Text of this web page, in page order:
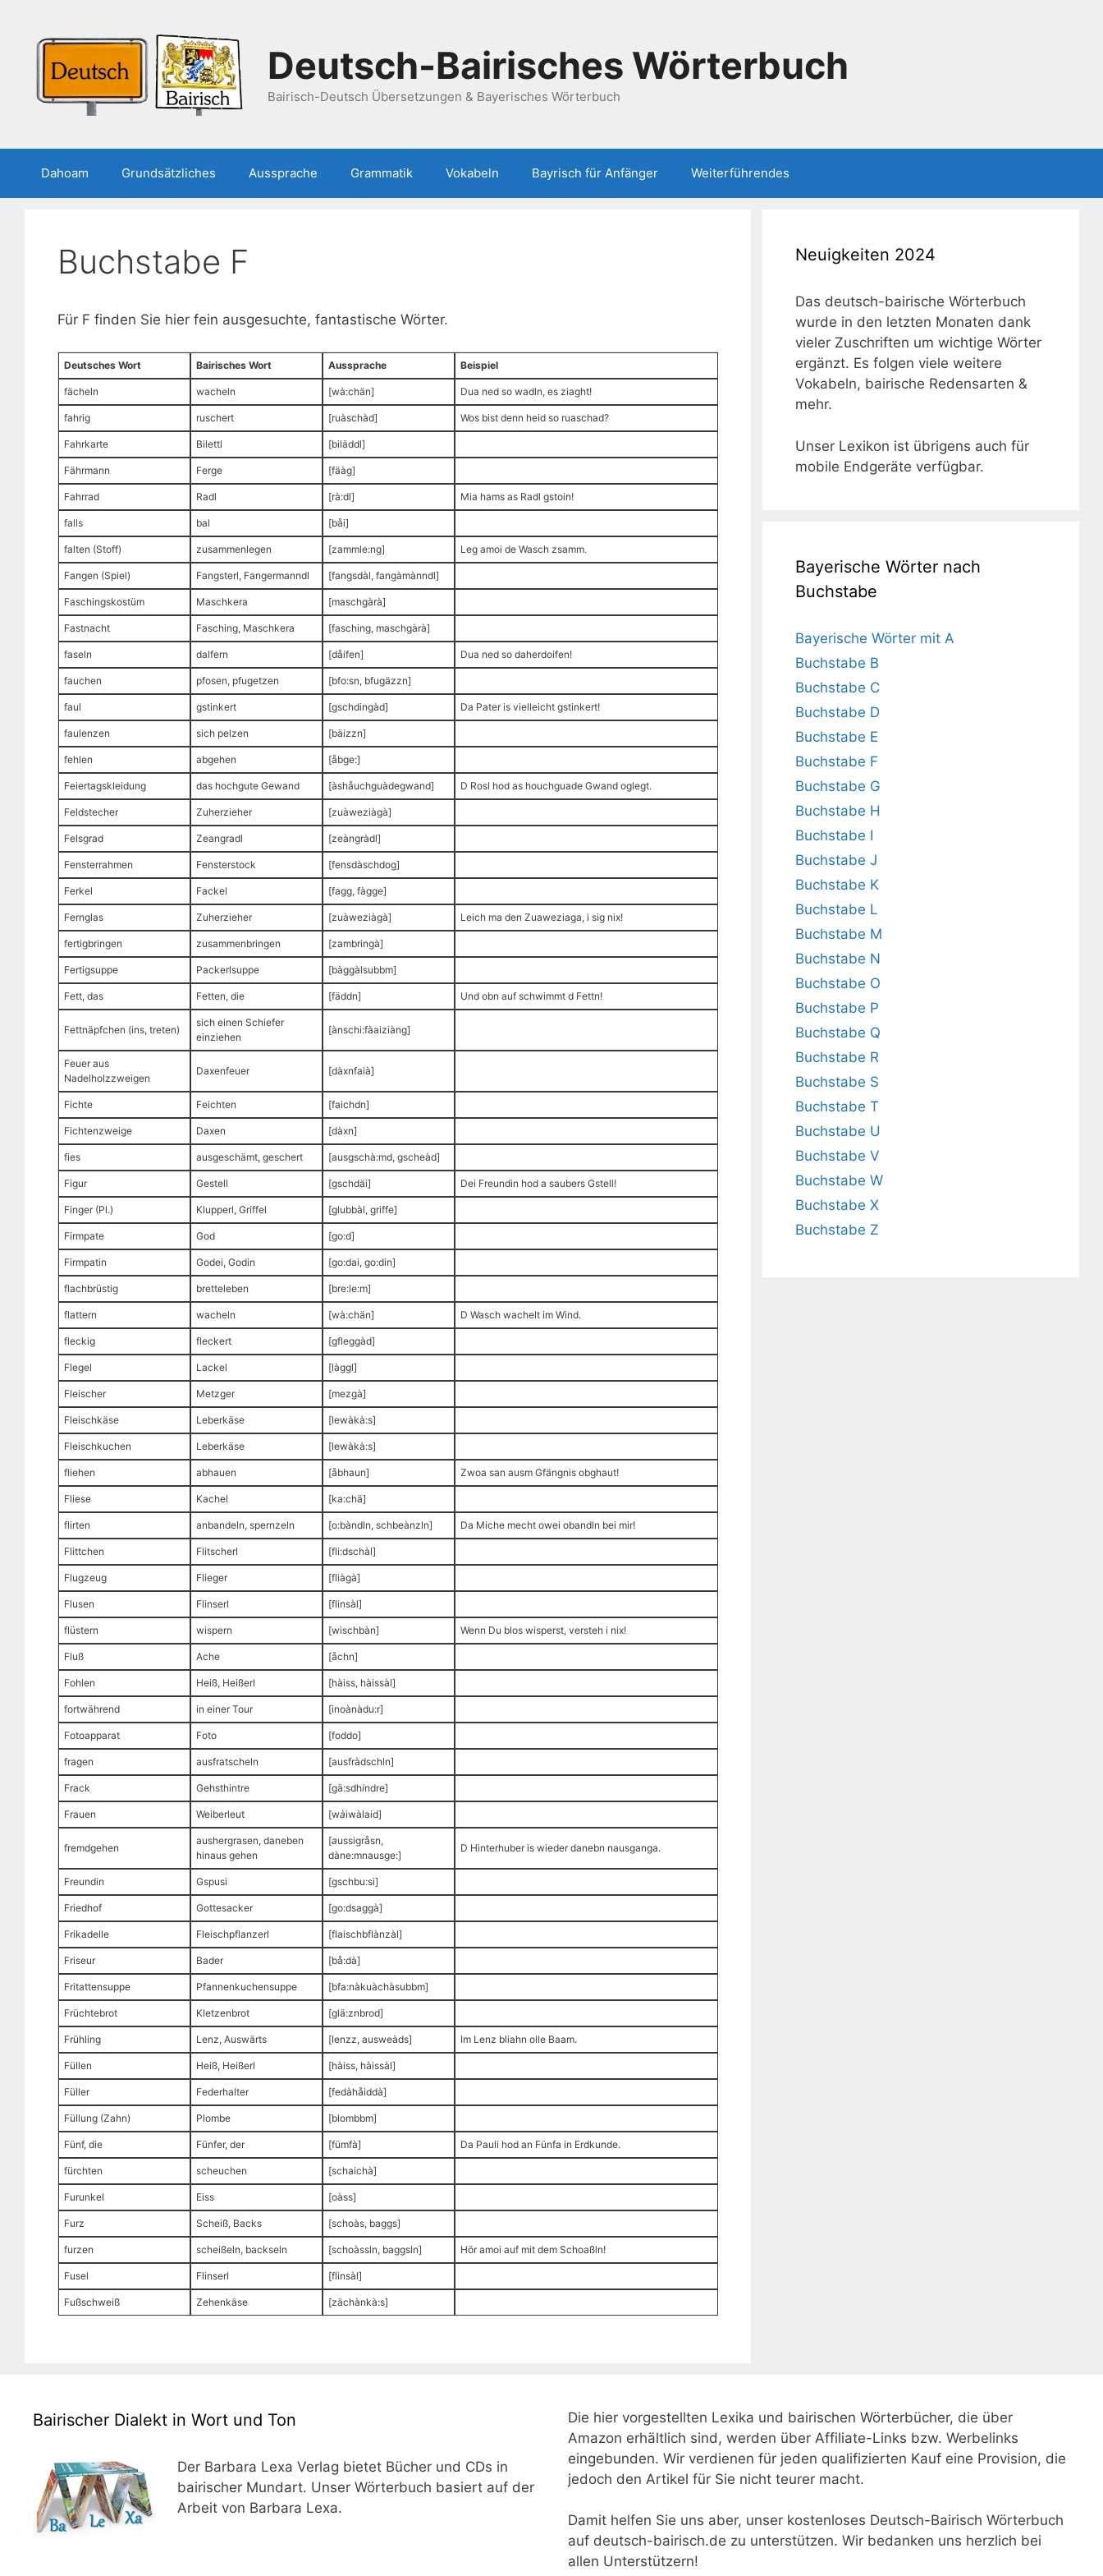
springen
Deutsch-Bairisches Wörterbuch
Bairisch-Deutsch Übersetzungen & Bayerisches Wörterbuch
Dahoam Grundsätzliches Aussprache Grammatik Vokabeln Bayrisch für Anfänger Weiterführendes
Buchstabe F
Für F finden Sie hier fein ausgesuchte, fantastische Wörter.
Deutsches Wort Bairisches Wort Aussprache Beispiel
fächeln wacheln [wà:chän] Dua ned so wadln, es ziaght!
fahrig ruschert [ruàschàd] Wos bist denn heid so ruaschad?
Fahrkarte Bilettl [biläddl]
Fährmann Ferge [fäàg]
Fahrrad Radl [rà:dl] Mia hams as Radl gstoin!
falls bal [båi]
falten (Stoff) zusammenlegen [zammle:ng] Leg amoi de Wasch zsamm.
Fangen (Spiel) Fangsterl, Fangermanndl [fangsdàl, fangàmànndl]
Faschingskostüm Maschkera [maschgàrà]
Fastnacht Fasching, Maschkera [fasching, maschgàrà]
faseln dalfern [dåifen] Dua ned so daherdoifen!
fauchen pfosen, pfugetzen [bfo:sn, bfugäzzn]
faul gstinkert [gschdingàd] Da Pater is vielleicht gstinkert!
faulenzen sich pelzen [bäizzn]
fehlen abgehen [åbge:]
Feiertagskleidung das hochgute Gewand [àshåuchguàdegwand] D Rosl hod as houchguade Gwand oglegt.
Feldstecher Zuherzieher [zuàweziàgà]
Felsgrad Zeangradl [zeàngràdl]
Fensterrahmen Fensterstock [fensdàschdog]
Ferkel Fackel [fagg, fàgge]
Fernglas Zuherzieher [zuàweziàgà] Leich ma den Zuaweziaga, i sig nix!
fertigbringen zusammenbringen [zambringà]
Fertigsuppe Packerlsuppe [bàggàlsubbm]
Fett, das Fetten, die [fäddn] Und obn auf schwimmt d Fettn!
Fettnäpfchen (ins, treten)
sich einen Schiefer
einziehen
[ànschi:fàaiziàng]
Feuer aus
Nadelholzzweigen
Daxenfeuer [dàxnfaià]
Fichte Feichten [faichdn]
Fichtenzweige Daxen [dàxn]
fies ausgeschämt, geschert [ausgschà:md, gscheàd]
Figur Gestell [gschdäi] Dei Freundin hod a saubers Gstell!
Finger (Pl.) Klupperl, Griffel [glubbàl, griffe]
Firmpate God [go:d]
Firmpatin Godei, Godin [go:dai, go:din]
flachbrüstig bretteleben [bre:le:m]
flattern wacheln [wà:chän] D Wasch wachelt im Wind.
fleckig fleckert [gfleggàd]
Flegel Lackel [làggl]
Fleischer Metzger [mezgà]
Fleischkäse Leberkäse [lewàkà:s]
Fleischkuchen Leberkäse [lewàkà:s]
fliehen abhauen [åbhaun] Zwoa san ausm Gfängnis obghaut!
Fliese Kachel [ka:chä]
flirten anbandeln, spernzeln [o:bàndln, schbeànzln] Da Miche mecht owei obandln bei mir!
Flittchen Flitscherl [fli:dschàl]
Flugzeug Flieger [fliàgà]
Flusen Flinserl [flinsàl]
flüstern wispern [wischbàn] Wenn Du blos wisperst, versteh i nix!
Fluß Ache [åchn]
Fohlen Heiß, Heißerl [hàiss, hàissàl]
fortwährend in einer Tour [inoànàdu:r]
Fotoapparat Foto [foddo]
fragen ausfratscheln [ausfràdschln]
Frack Gehsthintre [gä:sdhindre]
Frauen Weiberleut [wàiwàlaid]
fremdgehen
aushergrasen, daneben
hinaus gehen
[aussigråsn,
dàne:mnausge:]
D Hinterhuber is wieder danebn nausganga.
Freundin Gspusi [gschbu:si]
Friedhof Gottesacker [go:dsaggà]
Frikadelle Fleischpflanzerl [flaischbflànzàl]
Friseur Bader [bå:dà]
Fritattensuppe Pfannenkuchensuppe [bfa:nàkuàchàsubbm]
Früchtebrot Kletzenbrot [glä:znbrod]
Frühling Lenz, Auswärts [lenzz, ausweàds] Im Lenz bliahn olle Baam.
Füllen Heiß, Heißerl [hàiss, hàissàl]
Füller Federhalter [fedàhåiddà]
Füllung (Zahn) Plombe [blombbm]
Fünf, die Fünfer, der [fümfà] Da Pauli hod an Fünfa in Erdkunde.
fürchten scheuchen [schaichà]
Furunkel Eiss [oàss]
Furz Scheiß, Backs [schoàs, baggs]
furzen scheißeln, backseln [schoàssln, baggsln] Hör amoi auf mit dem Schoaßln!
Fusel Flinserl [flinsàl]
Fußschweiß Zehenkäse [zächànkà:s]
Neuigkeiten 2024
Das deutsch-bairische Wörterbuch
wurde in den letzten Monaten dank
vieler Zuschriften um wichtige Wörter
ergänzt. Es folgen viele weitere
Vokabeln, bairische Redensarten &
mehr.
Unser Lexikon ist übrigens auch für
mobile Endgeräte verfügbar.
Bayerische Wörter nach
Buchstabe
Bayerische Wörter mit A
Buchstabe B
Buchstabe C
Buchstabe D
Buchstabe E
Buchstabe F
Buchstabe G
Buchstabe H
Buchstabe I
Buchstabe J
Buchstabe K
Buchstabe L
Buchstabe M
Buchstabe N
Buchstabe O
Buchstabe P
Buchstabe Q
Buchstabe R
Buchstabe S
Buchstabe T
Buchstabe U
Buchstabe V
Buchstabe W
Buchstabe X
Buchstabe Z
Bairischer Dialekt in Wort und Ton
Der Barbara Lexa Verlag bietet Bücher und CDs in
bairischer Mundart. Unser Wörterbuch basiert auf der
Arbeit von Barbara Lexa.
Die hier vorgestellten Lexika und bairischen Wörterbücher, die über
Amazon erhältlich sind, werden über Affiliate-Links bzw. Werbelinks
eingebunden. Wir verdienen für jeden qualifizierten Kauf eine Provision, die
jedoch den Artikel für Sie nicht teurer macht.
Damit helfen Sie uns aber, unser kostenloses Deutsch-Bairisch Wörterbuch
auf deutsch-bairisch.de zu unterstützen. Wir bedanken uns herzlich bei
allen Unterstützern!